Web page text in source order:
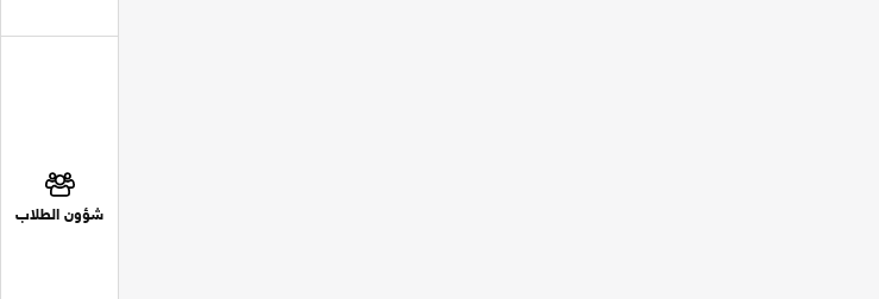
شؤون الطلاب